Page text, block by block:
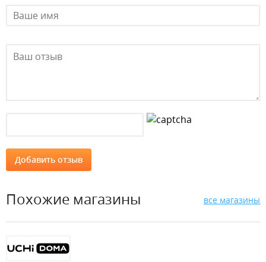
Похожие магазины все магазины